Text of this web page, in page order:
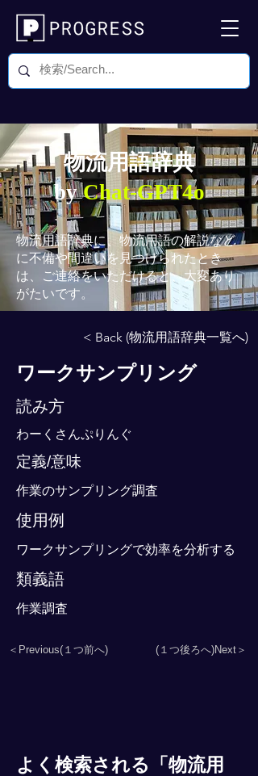
物流用語辞典
byChat-GPT4o
物流用語辞典に、物流用語の解説など
に不備や間違いを見つけられたとき
は、ご連絡をいただけると、大変あり
がたいです。
< Back (物流用語辞典一覧へ)
ワークサンプリング
読み方
わーくさんぷりんぐ
定義/意味
作業のサンプリング調査
使用例
ワークサンプリングで効率を分析する
類義語
作業調査
＜Previous(１つ前へ) (１つ後ろへ)Next＞
よく検索される「物流用